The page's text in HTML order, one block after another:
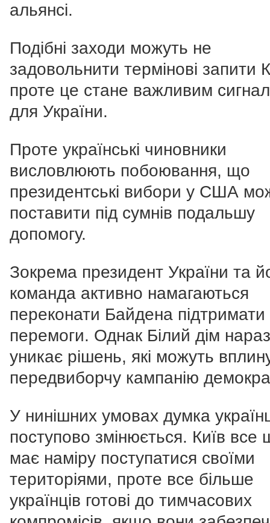
альянсі.
Подібні заходи можуть не
задовольнити термінові запити
проте це стане важливим
для України.
Проте українські чиновники
висловлюють побоювання, що
президентські вибори у США
поставити під сумнів подальшу
допомогу.
Зокрема президент України та
команда активно намагаються
переконати Байдена
перемоги. Однак Білий дім
уникає рішень, які можуть
передвиборчу кампанію
У нинішних умовах думка
поступово змінюється. Київ все
має наміру поступатися своїми
територіями, проте все більше
українців готові до тимчасових